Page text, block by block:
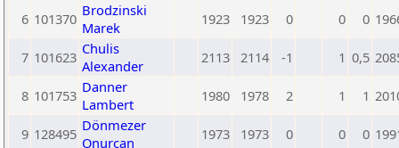
6 101370 Brodzinski
Marek
1923 1923 0 0 0
7 101623 Chulis
Alexander
2113 2114 -1 1 0,5
8 101753 Danner
Lambert
1980 1978 2 1 1
9 128495 Dönmezer
Onurcan
1973 1973 0 0 0